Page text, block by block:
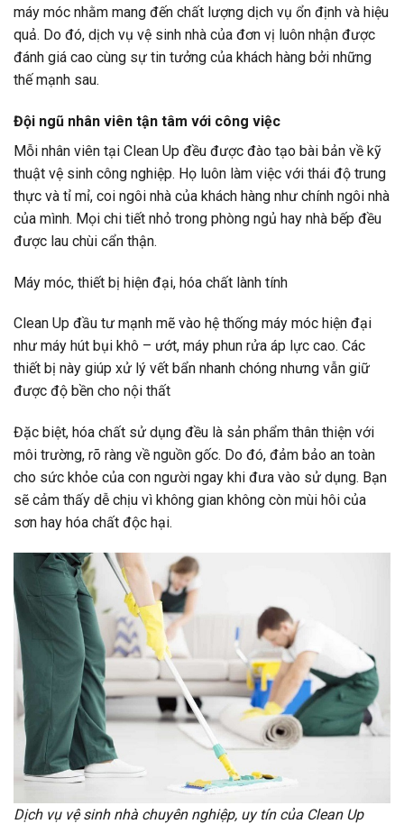
máy móc nhằm mang đến chất lượng dịch vụ ổn định và hiệu
quả. Do đó, dịch vụ vệ sinh nhà của đơn vị luôn nhận được
đánh giá cao cùng sự tin tưởng của khách hàng bởi những
thế mạnh sau.
Đội ngũ nhân viên tận tâm với công việc
Mỗi nhân viên tại Clean Up đều được đào tạo bài bản về kỹ
thuật vệ sinh công nghiệp. Họ luôn làm việc với thái độ trung
thực và tỉ mỉ, coi ngôi nhà của khách hàng như chính ngôi nhà
của mình. Mọi chi tiết nhỏ trong phòng ngủ hay nhà bếp đều
được lau chùi cẩn thận.
Máy móc, thiết bị hiện đại, hóa chất lành tính
Clean Up đầu tư mạnh mẽ vào hệ thống máy móc hiện đại
như máy hút bụi khô – ướt, máy phun rửa áp lực cao. Các
thiết bị này giúp xử lý vết bẩn nhanh chóng nhưng vẫn giữ
được độ bền cho nội thất
Đặc biệt, hóa chất sử dụng đều là sản phẩm thân thiện với
môi trường, rõ ràng về nguồn gốc. Do đó, đảm bảo an toàn
cho sức khỏe của con người ngay khi đưa vào sử dụng. Bạn
sẽ cảm thấy dễ chịu vì không gian không còn mùi hôi của
sơn hay hóa chất độc hại.
Dịch vụ vệ sinh nhà chuyên nghiệp, uy tín của Clean Up